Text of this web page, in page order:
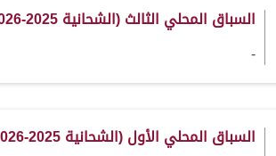
السباق المحلي الثالث (الشحانية 2025-2026)
-
السباق المحلي الأول (الشحانية 2025-2026)